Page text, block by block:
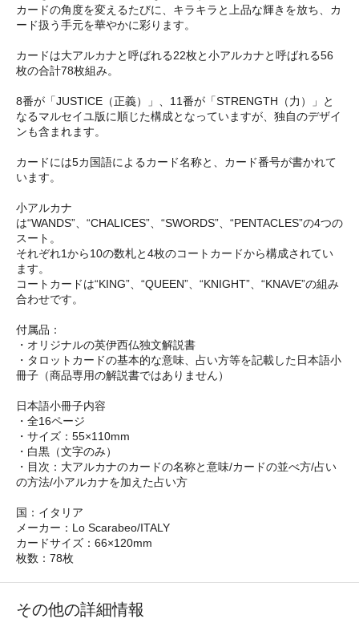
カードの角度を変えるたびに、キラキラと上品な輝きを放ち、カ
ード扱う手元を華やかに彩ります。
カードは大アルカナと呼ばれる22枚と小アルカナと呼ばれる56
枚の合計78枚組み。
8番が「JUSTICE（正義）」、11番が「STRENGTH（力）」と
なるマルセイユ版に順じた構成となっていますが、独自のデザイ
ンも含まれます。
カードには5カ国語によるカード名称と、カード番号が書かれて
います。
小アルカナ
は“WANDS”、“CHALICES”、“SWORDS”、“PENTACLES”の4つの
スート。
それぞれ1から10の数札と4枚のコートカードから構成されてい
ます。
コートカードは“KING”、“QUEEN”、“KNIGHT”、“KNAVE”の組み
合わせです。
付属品：
・オリジナルの英伊西仏独文解説書
・タロットカードの基本的な意味、占い方等を記載した日本語小
冊子（商品専用の解説書ではありません）
日本語小冊子内容
・全16ページ
・サイズ：55×110mm
・白黒（文字のみ）
・目次：大アルカナのカードの名称と意味/カードの並べ方/占い
の方法/小アルカナを加えた占い方
国：イタリア
メーカー：Lo Scarabeo/ITALY
カードサイズ：66×120mm
枚数：78枚
その他の詳細情報